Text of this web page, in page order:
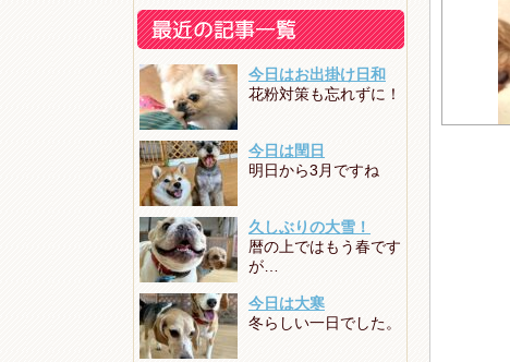
今日はお出掛け日和
花粉対策も忘れずに！
今日は閏日
明日から3月ですね
久しぶりの大雪！
暦の上ではもう春です
が…
今日は大寒
冬らしい一日でした。